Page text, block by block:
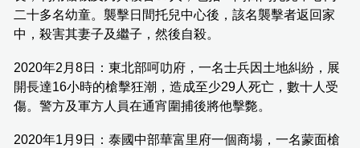
二十多名幼童。襲擊日間托兒中心後，該名襲擊者返回家
中，殺害其妻子及繼子，然後自殺。
2020年2月8日：東北部呵叻府，一名士兵因土地糾紛，展
開長達16小時的槍擊狂潮，造成至少29人死亡，數十人受
傷。警方及軍方人員在通宵圍捕後將他擊斃。
2020年1月9日：泰國中部華富里府一個商場，一名蒙面槍